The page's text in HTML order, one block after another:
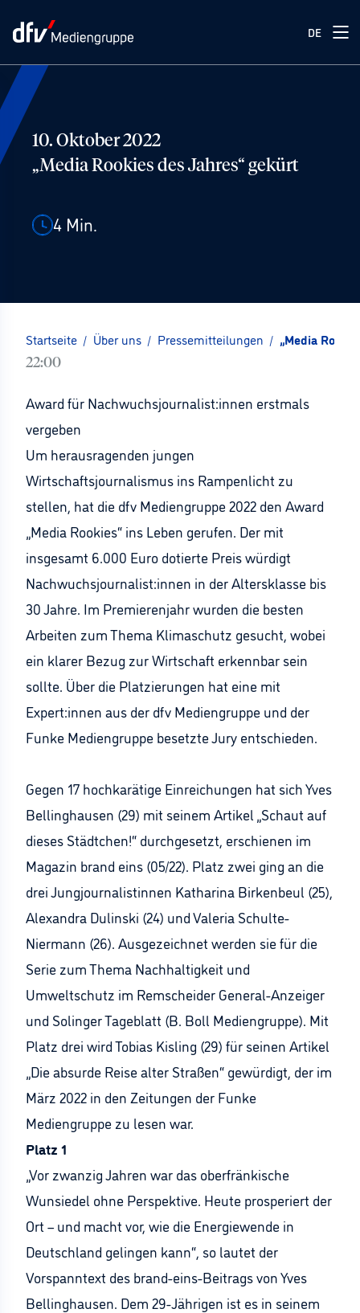
DE
10. Oktober 2022
„Media Rookies des Jahres“ gekürt
4 Min.
Startseite / Über uns / Pressemitteilungen / „Media
22:00
Award für Nachwuchsjournalist:innen erstmals
vergeben
Um herausragenden jungen
Wirtschaftsjournalismus ins Rampenlicht zu
stellen, hat die dfv Mediengruppe 2022 den Award
„Media Rookies“ ins Leben gerufen. Der mit
insgesamt 6.000 Euro dotierte Preis würdigt
Nachwuchsjournalist:innen in der Altersklasse bis
30 Jahre. Im Premierenjahr wurden die besten
Arbeiten zum Thema Klimaschutz gesucht, wobei
ein klarer Bezug zur Wirtschaft erkennbar sein
sollte. Über die Platzierungen hat eine mit
Expert:innen aus der dfv Mediengruppe und der
Funke Mediengruppe besetzte Jury entschieden.
Gegen 17 hochkarätige Einreichungen hat sich Yves
Bellinghausen (29) mit seinem Artikel „Schaut auf
dieses Städtchen!“ durchgesetzt, erschienen im
Magazin brand eins (05/22). Platz zwei ging an die
drei Jungjournalistinnen Katharina Birkenbeul (25),
Alexandra Dulinski (24) und Valeria Schulte-
Niermann (26). Ausgezeichnet werden sie für die
Serie zum Thema Nachhaltigkeit und
Umweltschutz im Remscheider General-Anzeiger
und Solinger Tageblatt (B. Boll Mediengruppe). Mit
Platz drei wird Tobias Kisling (29) für seinen Artikel
„Die absurde Reise alter Straßen“ gewürdigt, der im
März 2022 in den Zeitungen der Funke
Mediengruppe zu lesen war.
Platz 1
„Vor zwanzig Jahren war das oberfränkische
Wunsiedel ohne Perspektive. Heute prosperiert der
Ort – und macht vor, wie die Energiewende in
Deutschland gelingen kann“, so lautet der
Vorspanntext des brand-eins-Beitrags von Yves
Bellinghausen. Dem 29-Jährigen ist es in seinem